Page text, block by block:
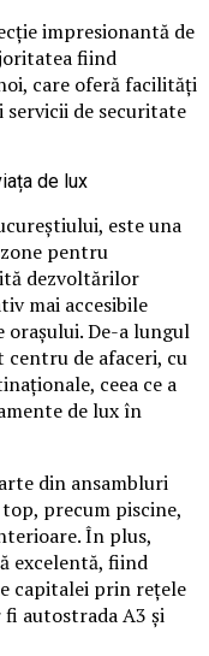
impresionantă de
fiind
care oferă facilități
servicii de securitate
de lux
este una
pentru
dezvoltărilor
mai accesibile
orașului. De-a lungul
de afaceri, cu
ceea ce a
de lux în
din ansambluri
precum piscine,
În plus,
excelentă, fiind
capitalei prin rețele
autostrada A3 și